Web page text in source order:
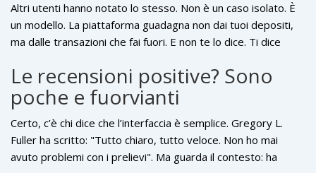
somma è più che sufficiente per comprare un hardware
wallet sicuro, tipo a Ledger o Trezor. Ecco il trucco: l’app ti fa
credere che sia gratis, ma quando esci, ti prende una
percentuale nascosta. Non è un errore. È una pratica
intenzionale.
Altri utenti hanno notato lo stesso. Non è un caso isolato. È
un modello. La piattaforma guadagna non dai tuoi depositi,
ma dalle transazioni che fai fuori. E non te lo dice. Ti dice
lo aspetti.
Le recensioni positive? Sono
poche e fuorvianti
Certo, c’è chi dice che l’interfaccia è semplice. Gregory L.
Fuller ha scritto: "Tutto chiaro, tutto veloce. Non ho mai
avuto problemi con i prelievi". Ma guarda il contesto: ha